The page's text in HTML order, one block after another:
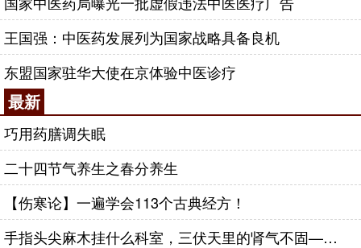
王国强：中医药发展列为国家战略具备良机
东盟国家驻华大使在京体验中医诊疗
最新
巧用药膳调失眠
二十四节气养生之春分养生
【伤寒论】一遍学会113个古典经方！
手指头尖麻木挂什么科室，三伏天里的肾气不固——肾合jjn